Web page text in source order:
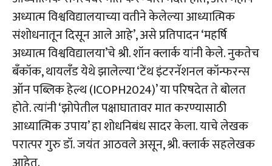
अध्यात्म विश्वविद्यालयाच्या वतीने केलेल्या आध्यात्मिक
संशोधनातून दिसून आले आहे’, असे प्रतिपादन ‘महर्षि
अध्यात्म विश्वविद्यालया’चे श्री. शॉन क्लार्क यांनी केले. नुकतेच
बँकॉक, थायलँड येथे झालेल्या ‘टेंथ इंटरनॅशनल कॉन्फरन्स
ऑन पब्लिक हेल्थ (ICOPH2024)’ या परिषदेत ते बोलत
होते. त्यांनी ‘झोपेतील पक्षाघातावर मात करण्यासाठी
आध्यात्मिक उपाय’ हा शोधनिबंध सादर केला. याचे लेखक
परात्पर गुरु डॉ. जयंत आठवले असून, श्री. क्लार्क सहलेखक